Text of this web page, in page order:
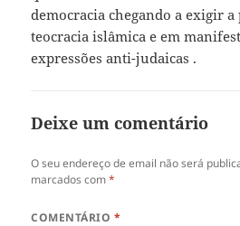
democracia chegando a exigir
teocracia islâmica e em
expressões anti-judaicas .
Deixe um comentário
O seu endereço de email não será
marcados com*
COMENTÁRIO *